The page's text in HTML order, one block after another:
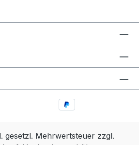
gesetzl. Mehrwertsteuer zzgl.